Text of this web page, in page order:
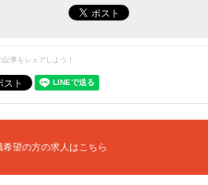
最新情報をお届けします。
記事をシェアしよう！
希望の方の求人はこちら